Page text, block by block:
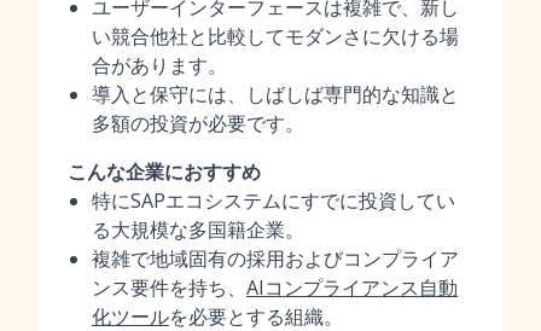
ユーザーインターフェースは複雑で、新し
い競合他社と比較してモダンさに欠ける場
合があります。
導入と保守には、しばしば専門的な知識と
多額の投資が必要です。
こんな企業におすすめ
特にSAPエコシステムにすでに投資してい
る大規模な多国籍企業。
複雑で地域固有の採用およびコンプライア
ンス要件を持ち、 AIコンプライアンス自動
化ツールを必要とする組織。